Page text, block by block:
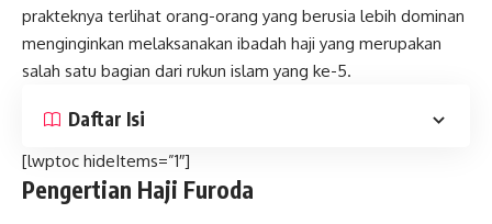
prakteknya terlihat orang-orang yang berusia lebih dominan
menginginkan melaksanakan ibadah haji yang merupakan
salah satu bagian dari rukun islam yang ke-5.
Daftar Isi
[lwptoc hideItems=”1″]
Pengertian Haji Furoda